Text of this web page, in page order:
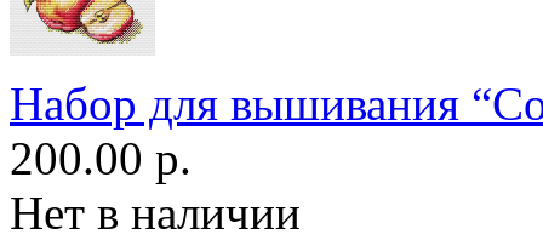
Набор для вышивания
200.00 р.
Нет в наличии